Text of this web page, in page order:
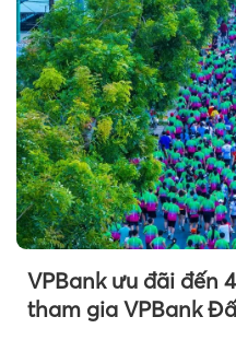
VPBank ưu đãi đến
tham gia VPBank